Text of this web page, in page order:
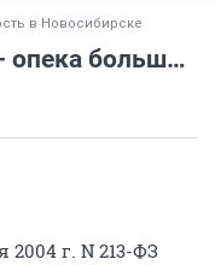
в Новосибирске
Если ребенок "прописан" - опека больше не нужна
2004 г. N 213-ФЗ